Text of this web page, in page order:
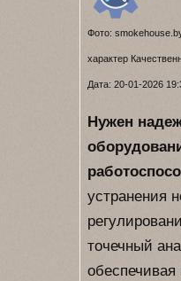
Фото:
характер
Дата: 20-01-2026
Нужен
устранения
точечный